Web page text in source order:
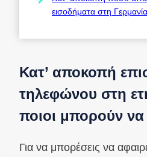
εισοδήματα στη Γερμανία
Κατ’ αποκοπή
τηλεφώνου στη
ποιοι μπορούν
Για να μπορέσεις να